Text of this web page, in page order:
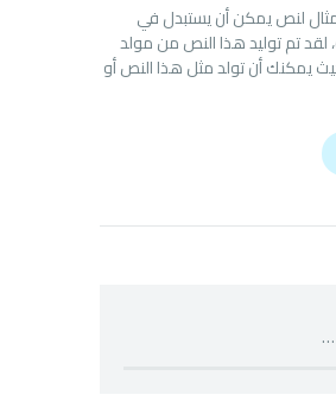
لنص يمكن أن يستبدل في
تم توليد هذا النص من مولد
يمكنك أن تولد مثل هذا النص أو